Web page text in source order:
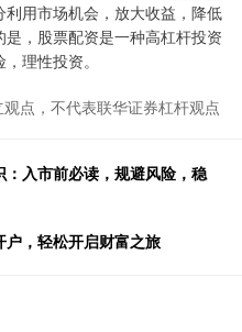
用市场机会，放大收益，降低
，股票配资是一种高杠杆投资
理性投资。
点，不代表联华证券杠杆观点
入市前必读，规避风险，稳
，轻松开启财富之旅